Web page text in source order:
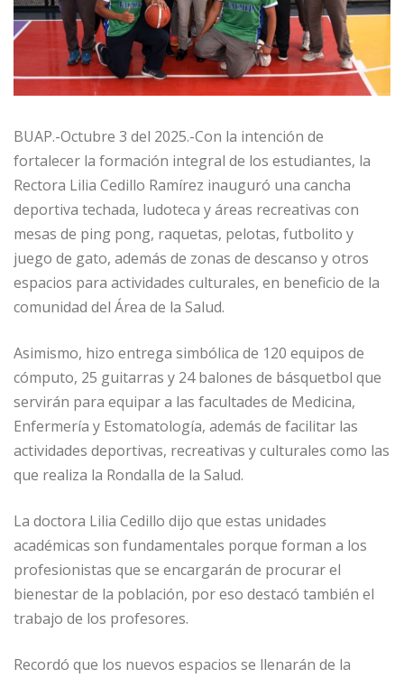
BUAP.-Octubre 3 del 2025.-Con la intención de
fortalecer la formación integral de los estudiantes, la
Rectora Lilia Cedillo Ramírez inauguró una cancha
deportiva techada, ludoteca y áreas recreativas con
mesas de ping pong, raquetas, pelotas, futbolito y
juego de gato, además de zonas de descanso y otros
espacios para actividades culturales, en beneficio de la
comunidad del Área de la Salud.
Asimismo, hizo entrega simbólica de 120 equipos de
cómputo, 25 guitarras y 24 balones de básquetbol que
servirán para equipar a las facultades de Medicina,
Enfermería y Estomatología, además de facilitar las
actividades deportivas, recreativas y culturales como las
que realiza la Rondalla de la Salud.
La doctora Lilia Cedillo dijo que estas unidades
académicas son fundamentales porque forman a los
profesionistas que se encargarán de procurar el
bienestar de la población, por eso destacó también el
trabajo de los profesores.
Recordó que los nuevos espacios se llenarán de la